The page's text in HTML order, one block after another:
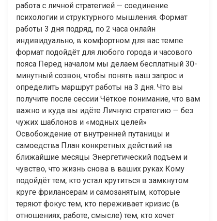
работа с личной стратегией — соединение
психологии и структурного мышления. Формат
работы 3 дня подряд, по 2 часа онлайн
индивидуально, в комфортном для вас темпе
формат подойдёт для любого города и часового
пояса Перед началом мы делаем бесплатный 30-
минутный созвон, чтобы понять ваш запрос и
определить маршрут работы на 3 дня. Что вы
получите после сессии Чёткое понимание, что вам
важно и куда вы идёте Личную стратегию — без
чужих шаблонов и «модных целей»
Освобождение от внутренней путаницы и
самоедства План конкретных действий на
ближайшие месяцы Энергетический подъем и
чувство, что жизнь снова в ваших руках Кому
подойдёт тем, кто устал крутиться в замкнутом
круге фрилансерам и самозанятым, которые
теряют фокус тем, кто переживает кризис (в
отношениях, работе, смысле) тем, кто хочет